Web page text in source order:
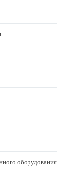
оборудования